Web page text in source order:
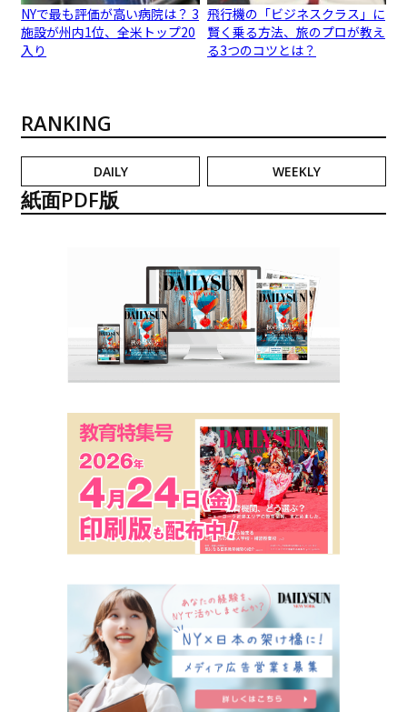
NYで最も評価が高い病院は？ 3
施設が州内1位、全米トップ20
入り
飛行機の「ビジネスクラス」に
賢く乗る方法、旅のプロが教え
る3つのコツとは？
RANKING
DAILY WEEKLY
紙面PDF版